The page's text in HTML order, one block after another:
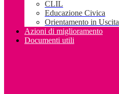
CLIL
Educazione Civica
Orientamento in Uscita
Azioni di miglioramento
Documenti utili